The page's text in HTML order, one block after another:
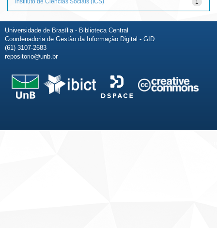
1
Universidade de Brasília - Biblioteca Central
Coordenadoria de Gestão da Informação Digital - GID
(61) 3107-2683
repositorio@unb.br